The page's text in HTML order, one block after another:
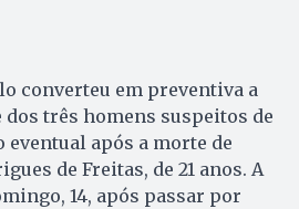
converteu em preventiva a
três homens suspeitos de
após a morte de
de Freitas, de 21 anos. A
14, após passar por